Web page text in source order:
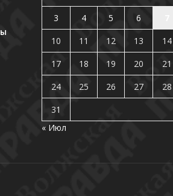
3
4 5 6
10
11 12 13 14
17
18 19 20 21
24
25 26 27 28
31
« Июл